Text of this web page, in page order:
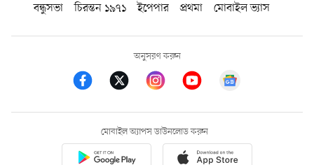
বন্ধুসভা
চিরন্তন ১৯৭১ ইপেপার প্রথমা মোবাইল ভ্যাস
অনুসরণ করুন
মোবাইল অ্যাপস ডাউনলোড করুন